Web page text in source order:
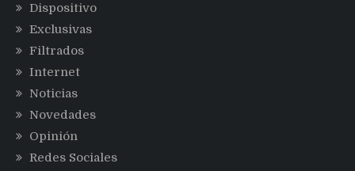
Dispositivo
Exclusivas
Filtrados
Internet
Noticias
Novedades
Opinión
Redes Sociales